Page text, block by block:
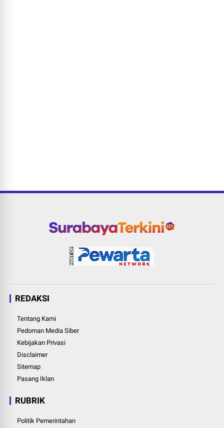
REDAKSI
Tentang Kami
Pedoman Media Siber
Kebijakan Privasi
Disclaimer
Sitemap
Pasang Iklan
RUBRIK
Politik Pemerintahan